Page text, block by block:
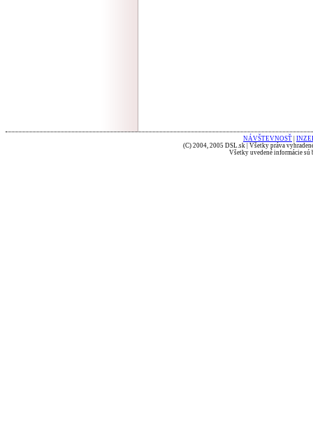
NÁVŠTEVNOSŤ
(C) 2004, 2005 DSL.sk | Všetky práva
Všetky uvedené informácie sú